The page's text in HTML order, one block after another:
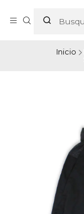
Inicio